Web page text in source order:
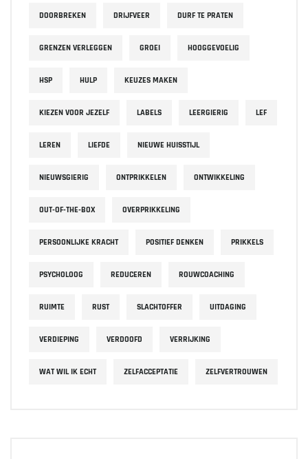
DOORBREKEN DRIJFVEER DURF TE PRATEN
GRENZEN VERLEGGEN GROEI HOOGGEVOELIG
HSP HULP KEUZES MAKEN
KIEZEN VOOR JEZELF LABELS LEERGIERIG LEF
LEREN LIEFDE NIEUWE HUISSTIJL
NIEUWSGIERIG ONTPRIKKELEN ONTWIKKELING
OUT-OF-THE-BOX OVERPRIKKELING
PERSOONLIJKE KRACHT POSITIEF DENKEN PRIKKELS
PSYCHOLOOG REDUCEREN ROUWCOACHING
RUIMTE RUST SLACHTOFFER UITDAGING
VERDIEPING VERDOOFD VERRIJKING
WAT WIL IK ECHT ZELFACCEPTATIE ZELFVERTROUWEN